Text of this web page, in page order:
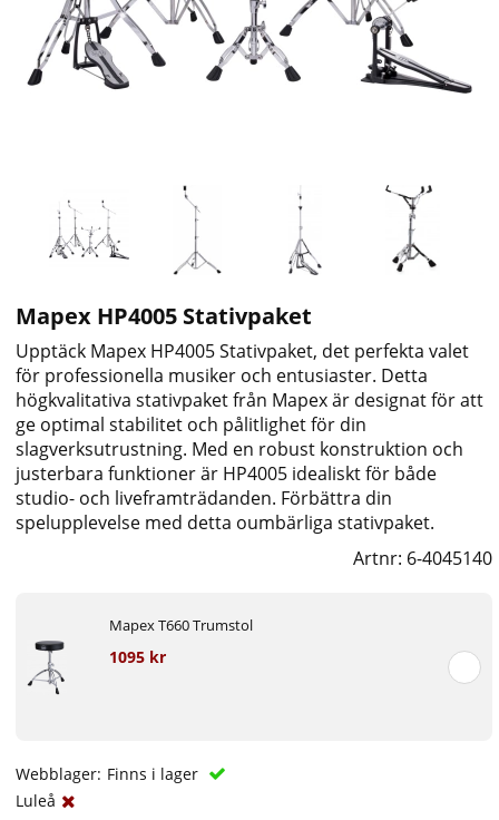
Mapex HP4005 Stativpaket
Upptäck Mapex HP4005 Stativpaket, det perfekta valet
för professionella musiker och entusiaster. Detta
högkvalitativa stativpaket från Mapex är designat för att
ge optimal stabilitet och pålitlighet för din
slagverksutrustning. Med en robust konstruktion och
justerbara funktioner är HP4005 idealiskt för både
studio- och liveframträdanden. Förbättra din
spelupplevelse med detta oumbärliga stativpaket.
Artnr: 6-4045140
Mapex T660 Trumstol
1095 kr
Webblager: Finns i lager
Luleå